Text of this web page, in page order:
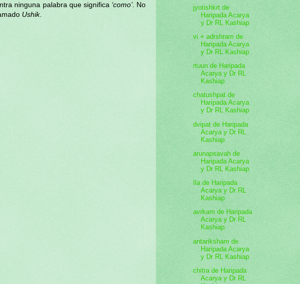
ninguna palabra que significa ‘como’. No
Ushik.
jyotishkrt de
Haripada Acarya
y Dr RL Kashiap
vi + adrshram de
Haripada Acarya
y Dr RL Kashiap
rtuun de Haripada
Acarya y Dr RL
Kashiap
chatushpat de
Haripada Acarya
y Dr RL Kashiap
dvipat de Haripada
Acarya y Dr RL
Kashiap
arunapsavah de
Haripada Acarya
y Dr RL Kashiap
Ila de Haripada
Acarya y Dr RL
Kashiap
avrkam de Haripada
Acarya y Dr RL
Kashiap
antariksham de
Haripada Acarya
y Dr RL Kashiap
chitra de Haripada
Acarya y Dr RL